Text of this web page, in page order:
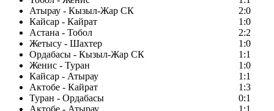
Атырау - Кызыл-Жар СК
2:0
Кайсар - Кайрат
1:0
Астана - Тобол
2:2
Жетысу - Шахтер
1:0
Ордабасы - Кызыл-Жар СК
1:1
Женис - Туран
1:0
Кайсар - Атырау
1:1
Актобе - Кайрат
1:3
Туран - Ордабасы
0:1